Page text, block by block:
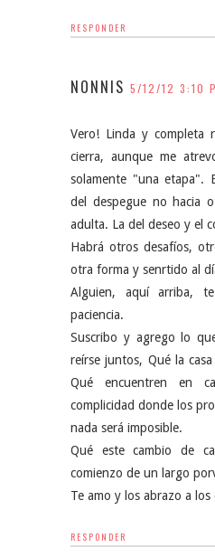
RESPONDER
NONNIS 5/12/12 3:10
Vero! Linda y completa
cierra, aunque me
solamente "una etapa".
del despegue no hacia
adulta. La del deseo y el
Habrá otros desafíos,
otra forma y senrtido al
Alguien, aquí arriba,
paciencia.
Suscribo y agrego lo
reírse juntos, Qué la
Qué encuentren en
complicidad donde los
nada será imposible.
Qué este cambio de
comienzo de un largo
Te amo y los abrazo a los
RESPONDER